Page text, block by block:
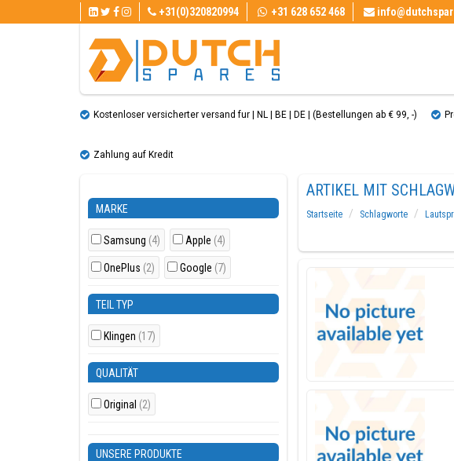
+31(0)320820994 +31 628 652 468
Kostenloser versicherter versand fur | NL | BE | DE | (Bestellungen ab € 99, ​​-)
Zahlung auf Kredit
MARKE
Samsung (4) Apple (4)
OnePlus (2) Google (7)
TEIL TYP
Klingen (17)
QUALITÄT
Original (2)
UNSERE PRODUKTE
ARTIKEL MIT
Startseite Schlagworte